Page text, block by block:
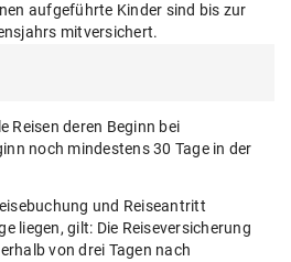
aufgeführte Kinder sind bis zur
mitversichert.
Reisen deren Beginn bei
noch mindestens 30 Tage in der
und Reiseantritt
liegen, gilt: Die Reiseversicherung
von drei Tagen nach